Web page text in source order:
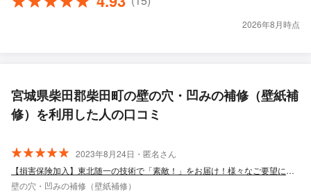
2026年8月時点
宮城県柴田郡柴田町の壁の穴・凹みの補修（壁紙補
修）を利用した人の口コミ
2023年8月24日・匿名さん
【損害保険加入】東北随一の技術で「素敵！」をお届け！様々なご要望にお応えします！
壁の穴・凹みの補修（壁紙補修）